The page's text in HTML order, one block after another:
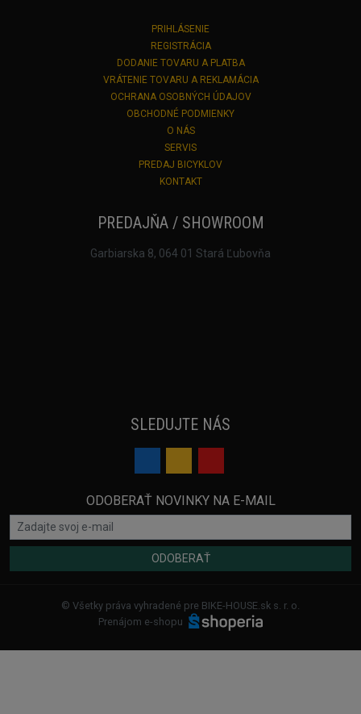
PRIHLÁSENIE
REGISTRÁCIA
DODANIE TOVARU A PLATBA
VRÁTENIE TOVARU A REKLAMÁCIA
OCHRANA OSOBNÝCH ÚDAJOV
OBCHODNÉ PODMIENKY
O NÁS
SERVIS
PREDAJ BICYKLOV
KONTAKT
PREDAJŇA / SHOWROOM
Garbiarska 8, 064 01 Stará Ľubovňa
SLEDUJTE NÁS
ODOBERAŤ NOVINKY NA E-MAIL
ODOBERAŤ
© Všetky práva vyhradené pre BIKE-HOUSE.sk s. r. o.
Prenájom e-shopu